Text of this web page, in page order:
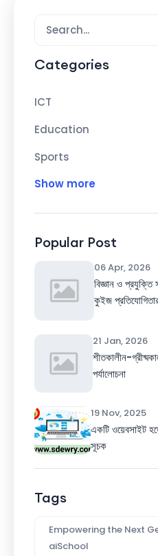
Categories
ICT
Education
Sports
Show more
Popular Post
06 Apr, 2026
বিজ্ঞান ও প্রযুক্তি
কুইজ
21 Jan, 2026
শীতকালীন-
পর্যালোচনা
19 Nov, 2025
একটি ওয়েবসাইট
সূচক
Tags
Empowering the Next
aiSchool